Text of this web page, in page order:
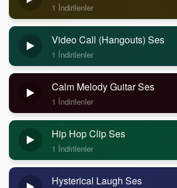
1 İndirilenler
Video Call (Hangouts) Ses
1 İndirilenler
Calm Melody Guitar Ses
1 İndirilenler
Hip Hop Clip Ses
1 İndirilenler
Hysterical Laugh Ses